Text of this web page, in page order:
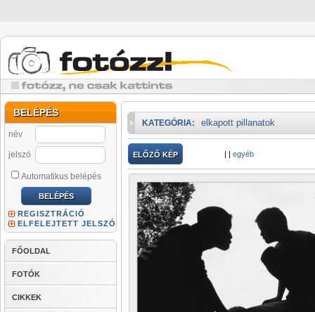
BELÉPÉS
név
jelszó
Automatikus belépés
REGISZTRÁCIÓ
ELFELEJTETT JELSZÓ
FŐOLDAL
FOTÓK
CIKKEK
KATEGÓRIA: elkapott pillanatok
ELŐZŐ KÉP | | egyéb